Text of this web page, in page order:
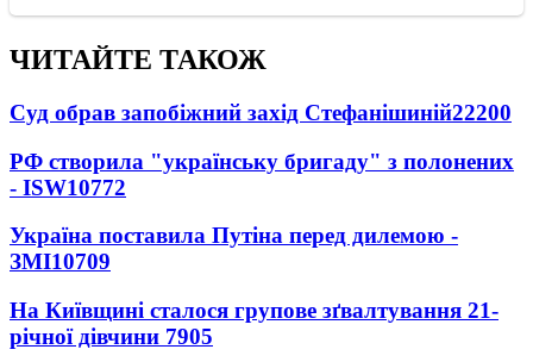
ЧИТАЙТЕ ТАКОЖ
Суд обрав запобіжний захід Стефанішиній22200
РФ створила "українську бригаду" з полонених
- ISW10772
Україна поставила Путіна перед дилемою -
ЗМІ10709
На Київщині сталося групове зґвалтування 21-
річної дівчини 7905